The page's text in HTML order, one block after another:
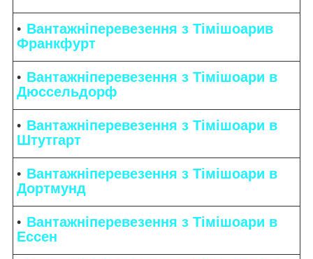
Вантажніперевезення з Тімішоарив
Франкфурт
Вантажніперевезення з Тімішоари в
Дюссельдорф
Вантажніперевезення з Тімішоари в
Штутгарт
Вантажніперевезення з Тімішоари в
Дортмунд
Вантажніперевезення з Тімішоари в
Ессен